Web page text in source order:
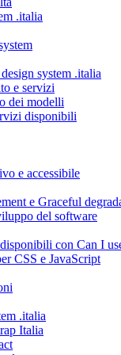
.italia
system .italia
e servizi
dei modelli
disponibili
e accessibile
e Graceful
del software
con Can I
CSS e JavaScript
.italia
Italia